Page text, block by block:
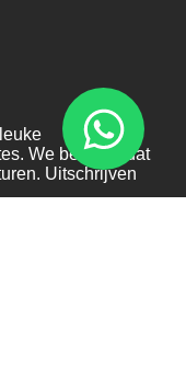
We beloven dat
Uitschrijven